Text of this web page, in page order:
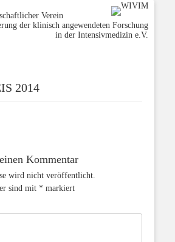
Verein
der klinisch angewendeten Forschung
in der Intensivmedizin e.V.
2014
Kommentar
wird nicht veröffentlicht.
sind mit * markiert